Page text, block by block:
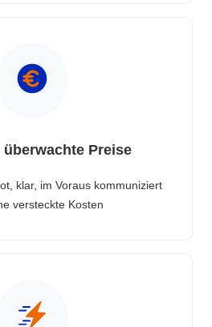
Preise
klar, im Voraus kommuniziert
versteckte Kosten